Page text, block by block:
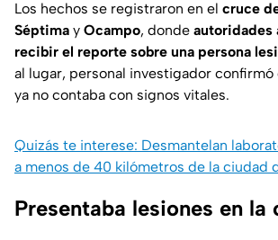
Los hechos se registraron en el cruce
Séptima y Ocampo, donde autoridades
recibir el reporte sobre una persona
al lugar, personal investigador
ya no contaba con signos vitales.
Quizás te interese: Desmantelan
a menos de 40 kilómetros de la ciudad
Presentaba lesiones en la